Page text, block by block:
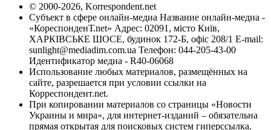
© 2000-2026, Korrespondent.net
Субъект в сфере онлайн-медиа Название онлайн-медиа -
«КореспонденТ.net» Адрес: 02091, місто Київ,
ХАРКІВСЬКЕ ШОСЕ, будинок 172-Б, офіс 208/1 E-mail:
sunlight@mediadim.com.ua Телефон: 044-205-43-00
Идентификатор медиа - R40-06068
Использование любых материалов, размещённых на
сайте, разрешается при условии ссылки на
Корреспондент.net.
При копировании материалов со страницы «Новости
Украины и мира», для интернет-изданий – обязательна
прямая открытая для поисковых систем гиперссылка.